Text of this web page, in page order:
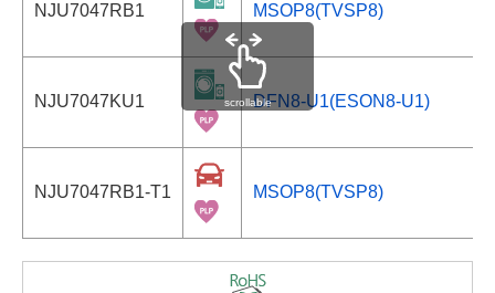
NJU7047RB1 MSOP8(TVSP8)
NJU7047KU1 DFN8-U1(ESON8-U1)
NJU7047RB1-T1 MSOP8(TVSP8)
scrollable